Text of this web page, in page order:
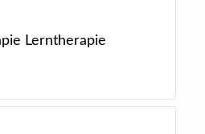
Lerntherapie